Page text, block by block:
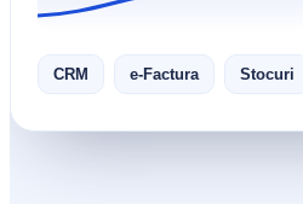
CRM e-Factura Stocuri